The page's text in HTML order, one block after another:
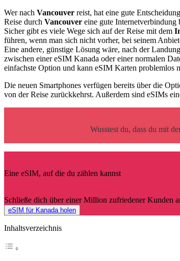
Wer nach Vancouver reist, hat eine gute
Reise durch Vancouver eine gute Internetverbindung
Sicher gibt es viele Wege sich auf der Reise mit dem
führen, wenn man sich nicht vorher, bei seinem
Eine andere, günstige Lösung wäre, nach der
zwischen einer eSIM Kanada oder einer normalen
einfachste Option und kann eSIM Karten problemlos
Die neuen Smartphones verfügen bereits über die
von der Reise zurückkehrst. Außerdem sind eSIMs
Wusstest du, dass du mit
Eine eSIM, auf die du zählen kannst
Schließe dich über einer Million zufriedener Kunden
eSIM für Kanada holen
Inhaltsverzeichnis